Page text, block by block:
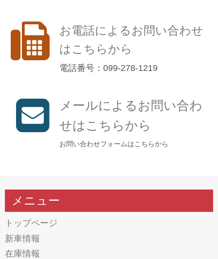
お電話によるお問い合わせ
はこちらから
電話番号：099-278-1219
メールによるお問い合わ
せはこちらから
お問い合わせフォームはこちらから
メニュー
トップページ
新車情報
在庫情報